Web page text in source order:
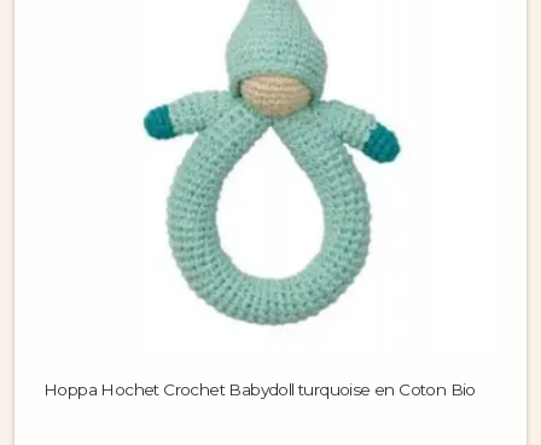
Hoppa Hochet Crochet Babydoll turquoise en Coton Bio